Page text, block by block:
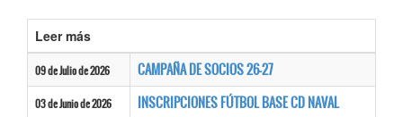
Leer más
09 de Julio de 2026 CAMPAÑA DE SOCIOS 26-27
03 de Junio de 2026 INSCRIPCIONES FÚTBOL BASE CD NAVAL